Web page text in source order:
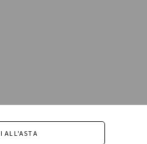
ALL'ASTA